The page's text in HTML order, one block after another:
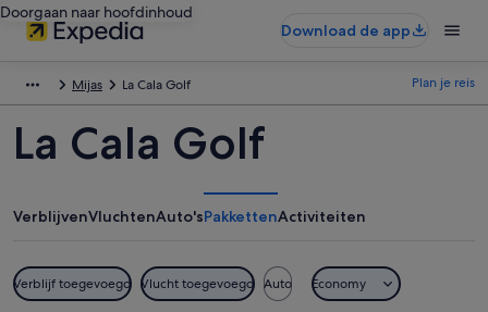
Doorgaan naar hoofdinhoud
Download de app
Mijas La Cala Golf Plan je reis
La Cala Golf
VerblijvenVluchtenAuto'sPakkettenActiviteiten
Verblijf toegevoegd Vlucht toegevoegd Auto Economy